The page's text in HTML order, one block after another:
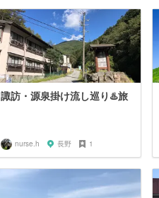
諏訪・源泉掛け流し巡り♨️旅
nurse.h 長野 1